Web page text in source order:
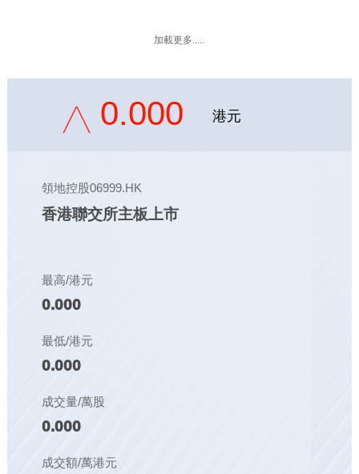
加載更多.....
0.000 港元
領地控股06999.HK
香港聯交所主板上市
最高/港元
0.000
最低/港元
0.000
成交量/萬股
0.000
成交額/萬港元